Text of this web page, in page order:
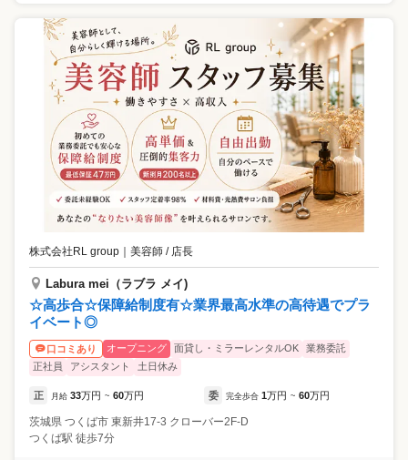
株式会社RL group ｜ 美容師 / 店長
Labura mei（ラブラ メイ)
☆高歩合☆保障給制度有☆業界最高水準の高待遇でプラ
イベート◎
口コミあり オープニング 面貸し・ミラーレンタルOK
業務委託
正社員
アシスタント 土日休み
正 月給 33万円 ~ 60万円 委 完全歩合 1万円 ~ 60万円
茨城県 つくば市 東新井17-3 クローバー2F-D
つくば駅 徒歩7分